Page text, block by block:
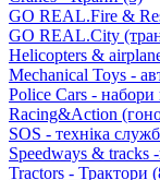
GO REAL.Fire &
GO REAL.City
Helicopters &
Mechanical Toys -
Police Cars - набори
Racing&Action
SOS - техніка
Speedways & tracks
Tractors - Трактори